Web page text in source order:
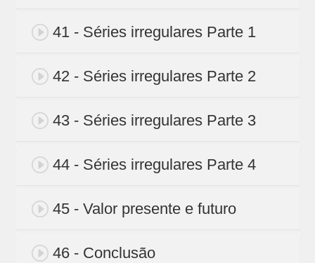
41 - Séries irregulares Parte 1
42 - Séries irregulares Parte 2
43 - Séries irregulares Parte 3
44 - Séries irregulares Parte 4
45 - Valor presente e futuro
46 - Conclusão